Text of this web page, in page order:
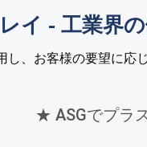
イ - 工業界
し、お客様の要望に応
★ ASGでプラ